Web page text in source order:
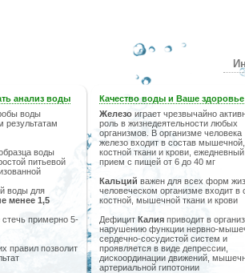
анализ воды
воды
результатам
воды
питьевой
воды для
менее 1,5
примерно 5-
правил позволит
Качество воды и Ваше здоровье
Железо играет чрезвычайно
роль в жизнедеятельности любых
организмов. В организме человека
железо входит в состав мышечной,
костной ткани и крови, ежедневный
прием с пищей от 6 до 40 мг
Кальций важен для всех форм
человеческом организме входит в
костной, мышечной ткани и крови
Дефицит Калия приводит в
нарушению функции нервно-
сердечно-сосудистой систем и
проявляется в виде депрессии,
дискоординации движений,
артериальной гипотонии